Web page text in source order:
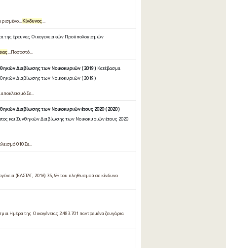
Κίνδυνος
της έρευνας Οικογενειακών Προϋπολογισμών
...Ποσοστό...
Διαβίωσης των Νοικοκυριών ( 2019 ) Κατέβασμα
Διαβίωσης των Νοικοκυριών ( 2019 )
Σε...
Διαβίωσης των Νοικοκυριών έτους 2020 ( 2020 )
και Συνθηκών Διαβίωσης των Νοικοκυριών έτους 2020
010 Σε...
(ΕΛΣΤΑΤ, 2016) 35,6% του πληθυσμού σε κίνδυνο
Ημέρα της Οικογένειας 2.483.701 παντρεμένα ζευγάρια